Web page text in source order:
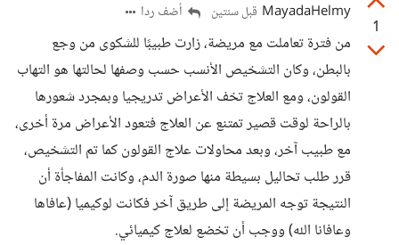
1
MayadaHelmy قبل سنتين أضف ردا
من فترة تعاملت مع مريضة، زارت طبيبًا للشكوى من وجع
بالبطن، وكان التشخيص الأنسب حسب وصفها لحالتها هو التهاب
القولون، ومع العلاج تخف الأعراض تدريجيا وبمجرد شعورها
بالراحة لوقت قصير تمتنع عن العلاج فتعود الأعراض مرة أخرى،
مع طبيب آخر، وبعد محاولات علاج القولون كما تم التشخيص،
قرر طلب تحاليل بسيطة منها صورة الدم، وكانت المفاجأة أن
النتيجة توجه المريضة إلى طريق آخر فكانت لوكيميا (عافاها
وعافانا الله) ووجب أن تخضع لعلاج كيميائي.